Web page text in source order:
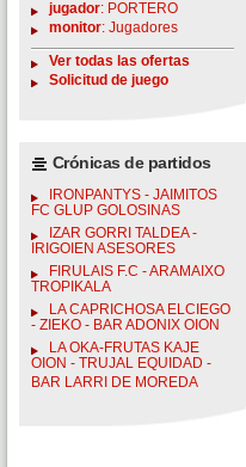
jugador: PORTERO
monitor: Jugadores
Ver todas las ofertas
Solicitud de juego
Crónicas de partidos
IRONPANTYS - JAIMITOS
FC GLUP GOLOSINAS
IZAR GORRI TALDEA -
IRIGOIEN ASESORES
FIRULAIS F.C - ARAMAIXO
TROPIKALA
LA CAPRICHOSA ELCIEGO
- ZIEKO - BAR ADONIX OION
LA OKA-FRUTAS KAJE
OION - TRUJAL EQUIDAD -
BAR LARRI DE MOREDA